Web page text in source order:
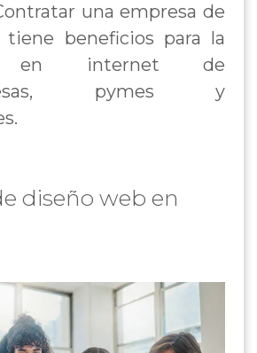
una empresa de
beneficios para la
en internet de
pymes y
diseño web en